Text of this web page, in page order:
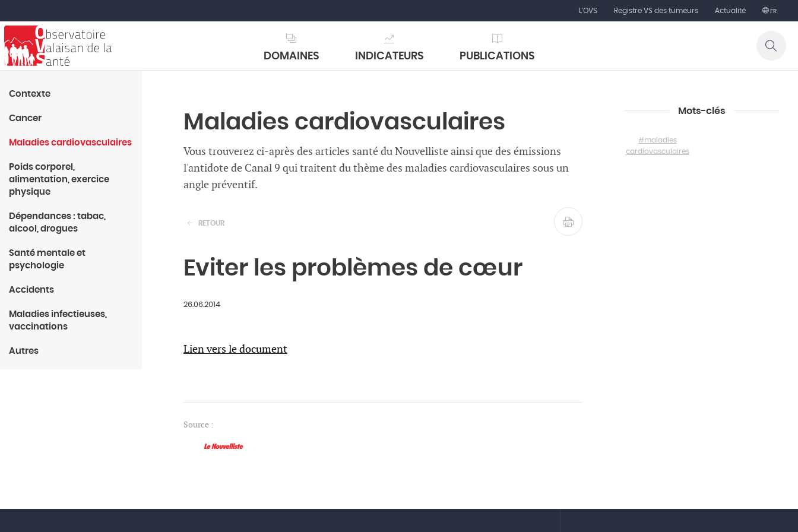
L'OVS Registre VS des tumeurs Actualité FR
DOMAINES INDICATEURS PUBLICATIONS
Contexte
Cancer
Maladies cardiovasculaires
Poids corporel,
alimentation, exercice
physique
Dépendances : tabac,
alcool, drogues
Santé mentale et
psychologie
Accidents
Maladies infectieuses,
vaccinations
Autres
Maladies cardiovasculaires
Vous trouverez ci-après des articles santé du Nouvelliste ainsi que des émissions
l'antidote de Canal 9 qui traitent du thème des maladies cardiovasculaires sous un
angle préventif.
RETOUR
Eviter les problèmes de cœur
26.06.2014
Lien vers le document
Source :
Mots-clés
#maladies
cardiovasculaires